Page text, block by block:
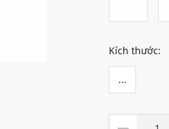
Kích thước:
...